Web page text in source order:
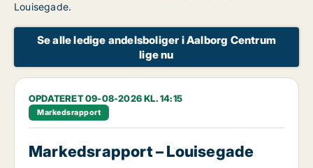
Louisegade.
Se alle ledige andelsboliger i Aalborg Centrum
lige nu
OPDATERET 09-08-2026 KL. 14:15
Markedsrapport
Markedsrapport – Louisegade